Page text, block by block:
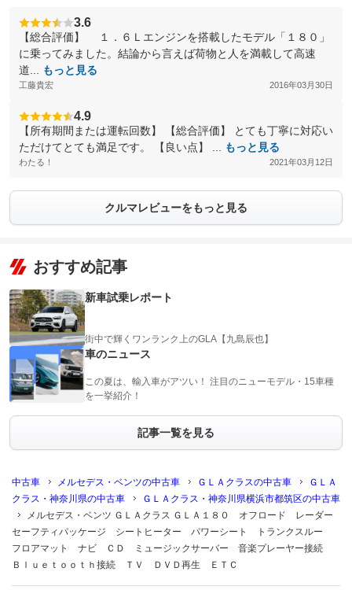
3.6
【総合評価】 １．６Ｌエンジンを搭載したモデル「１８０」
に乗ってみました。結論から言えば荷物と人を満載して高速
道...
もっと見る
工藤貴宏 2016年03月30日
4.9
【所有期間または運転回数】 【総合評価】 とても丁寧に対応い
ただけてとても満足です。 【良い点】 ...
もっと見る
わたる！ 2021年03月12日
クルマレビューをもっと見る
おすすめ記事
新車試乗レポート
街中で輝くワンランク上のGLA【九島辰也】
車のニュース
この夏は、輸入車がアツい！ 注目のニューモデル・15車種
を一挙紹介！
記事一覧を見る
中古車 メルセデス・ベンツの中古車 ＧＬＡクラスの中古車
ＧＬＡ
クラス・神奈川県の中古車
ＧＬＡクラス・神奈川県横浜市都筑区の中古車
メルセデス・ベンツ ＧＬＡクラス ＧＬＡ１８０ オフロード レーダー
セーフティパッケージ シートヒーター パワーシート トランクスルー
フロアマット ナビ ＣＤ ミュージックサーバー 音楽プレーヤー接続
Ｂｌｕｅｔｏｏｔｈ接続 ＴＶ ＤＶＤ再生 ＥＴＣ